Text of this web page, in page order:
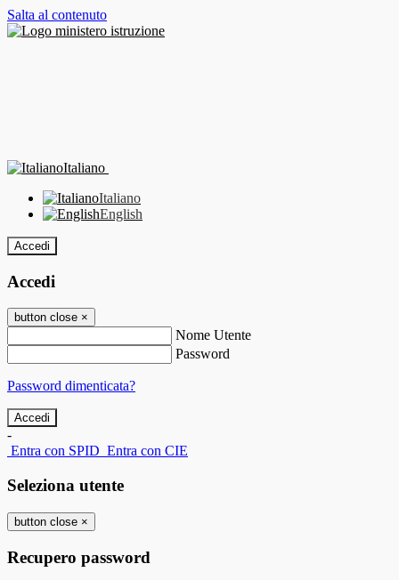
Salta al contenuto
Italiano
Italiano
English
Accedi
Accedi
button close ×
Nome Utente
Password
Password dimenticata?
-
Entra con SPID Entra con CIE
Seleziona utente
button close ×
Recupero password